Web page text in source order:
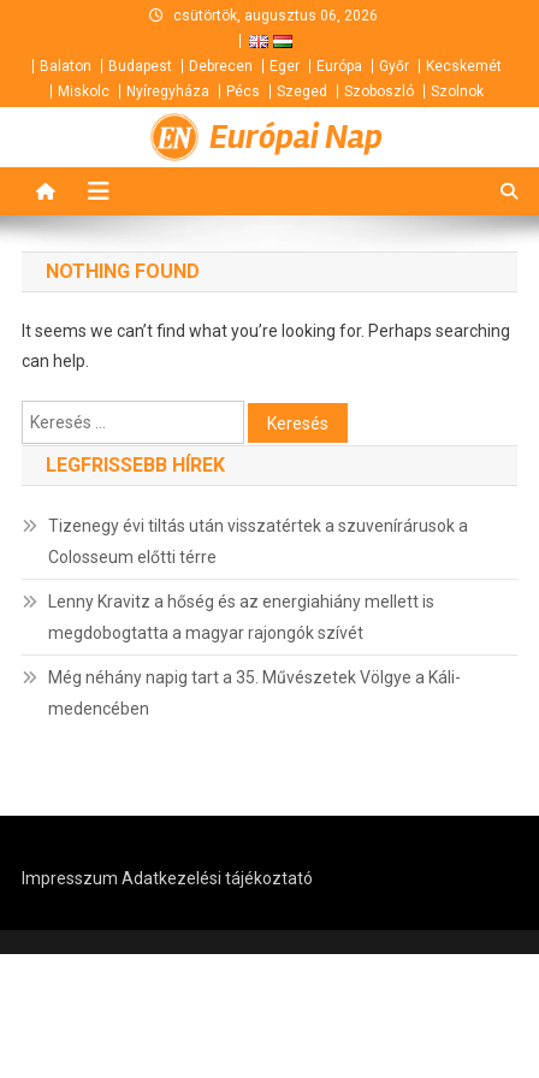
content
csütörtök, augusztus 06, 2026
Balaton Budapest Debrecen Eger Európa Győr
Kecskemét
Miskolc
Nyíregyháza Pécs Szeged Szoboszló Szolnok
Európai Nap
NOTHING FOUND
It seems we can’t find what you’re looking for. Perhaps searching
can help.
Keresés:
LEGFRISSEBB HÍREK
Tizenegy évi tiltás után visszatértek a szuvenírárusok a
Colosseum előtti térre
Lenny Kravitz a hőség és az energiahiány mellett is
megdobogtatta a magyar rajongók szívét
Még néhány napig tart a 35. Művészetek Völgye a Káli-
medencében
Impresszum Adatkezelési tájékoztató